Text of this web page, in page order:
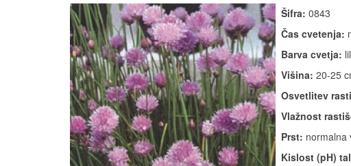
Šifra: 0843
Čas cvetenja:
Barva cvetja:
Višina: 20-25
Osvetlitev
Vlažnost
Prst: normalna
Kislost (pH)